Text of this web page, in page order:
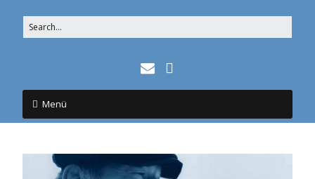
Menü